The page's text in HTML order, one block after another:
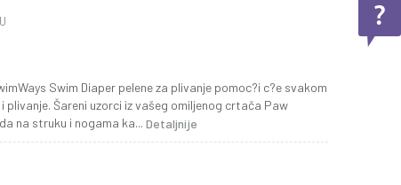
Swim Diaper pelene za plivanje pomoc?i c?e svakom
plivanje. Šareni uzorci iz vašeg omiljenog crtača Paw
na struku i nogama ka... Detaljnije